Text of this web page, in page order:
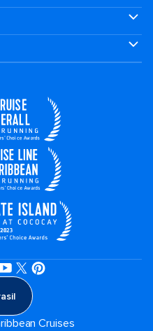
Cruises